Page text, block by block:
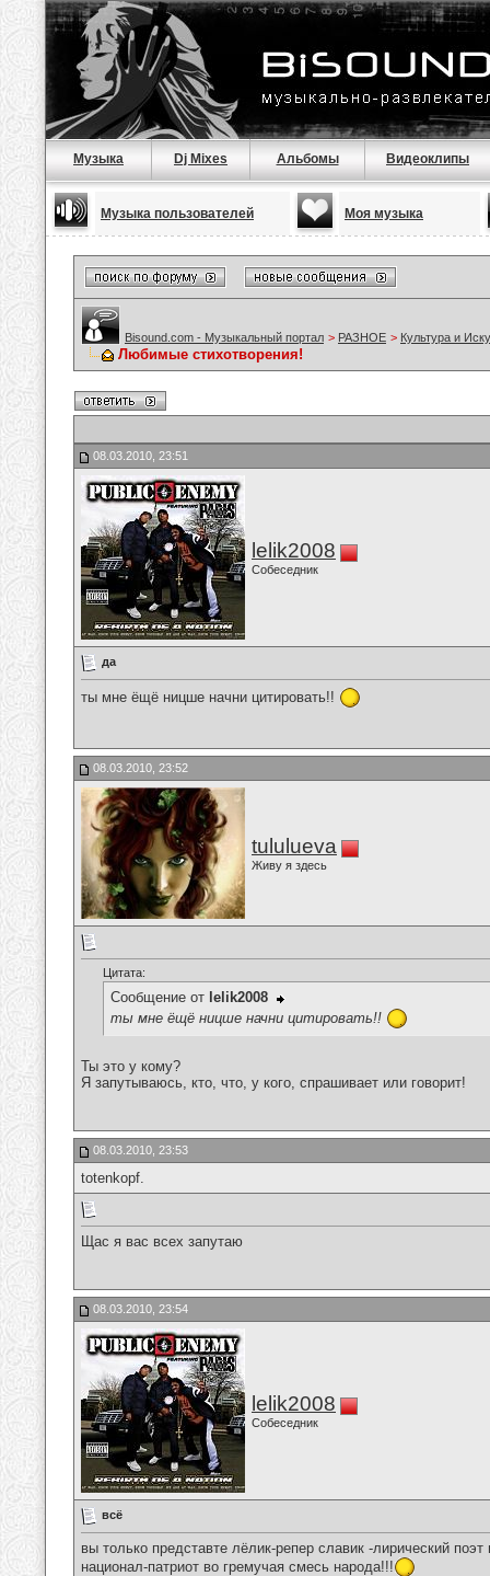
Музыка Dj Mixes Альбомы Видеоклипы
Музыка пользователей Моя музыка
Bisound.com - Музыкальный портал > РАЗНОЕ > Культура и
Любимые стихотворения!
08.03.2010, 23:51
lelik2008
Собеседник
да
ты мне ёщё ницше начни цитировать!!
08.03.2010, 23:52
tululueva
Живу я здесь
Цитата:
Сообщение от lelik2008
ты мне ёщё ницше начни цитировать!!
Ты это у кому?
Я запутываюсь, кто, что, у кого, спрашивает или говорит!
08.03.2010, 23:53
totenkopf.
Щас я вас всех запутаю
08.03.2010, 23:54
lelik2008
Собеседник
всё
вы только представте лёлик-репер славик -лирический
национал-патриот во гремучая смесь народа!!!